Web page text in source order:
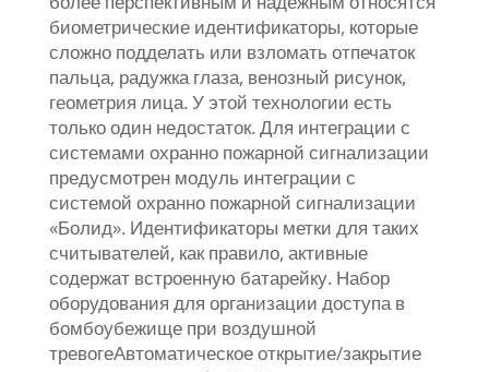
биометрические идентификаторы, которые
сложно подделать или взломать отпечаток
пальца, радужка глаза, венозный рисунок,
геометрия лица. У этой технологии есть
только один недостаток. Для интеграции с
системами охранно пожарной сигнализации
предусмотрен модуль интеграции с
системой охранно пожарной сигнализации
«Болид». Идентификаторы метки для таких
считывателей, как правило, активные
содержат встроенную батарейку. Набор
оборудования для организации доступа в
бомбоубежище при воздушной
тревогеАвтоматическое открытие/закрытие